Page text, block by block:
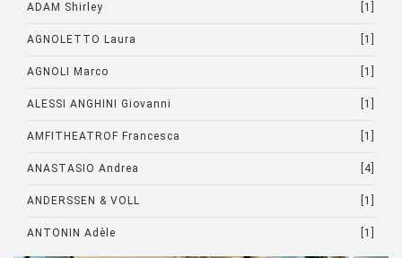
ADAM Shirley [1]
AGNOLETTO Laura [1]
AGNOLI Marco [1]
ALESSI ANGHINI Giovanni [1]
AMFITHEATROF Francesca [1]
ANASTASIO Andrea [4]
ANDERSSEN & VOLL [1]
ANTONIN Adèle [1]